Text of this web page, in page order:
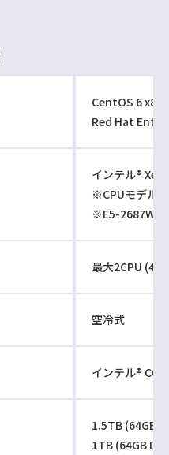
CentOS 6
Red Hat
インテル®
※CPUモデル
※E5-2687W
最大2CPU (44
空冷式
インテル®
1.5TB (64GB
1TB (64GB